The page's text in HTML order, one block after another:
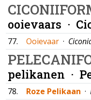
ooievaars ·
77. Ooievaar ·
pelikanen ·
78. Roze Pelikaan ·